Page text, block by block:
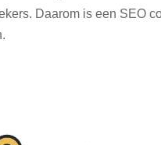
Daarom is een SEO